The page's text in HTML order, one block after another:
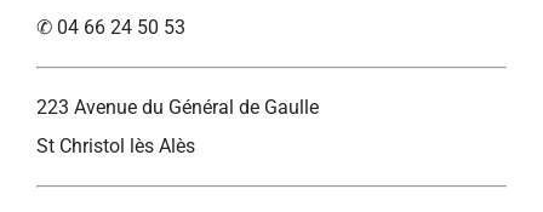
✆ 04 66 24 50 53
223 Avenue du Général de Gaulle
St Christol lès Alès